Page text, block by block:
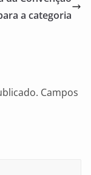
a categoria
Campos